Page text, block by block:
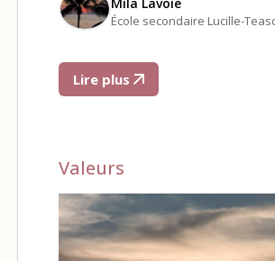
Mila Lavoie
École secondaire Lucille-
Lire plus
Valeurs